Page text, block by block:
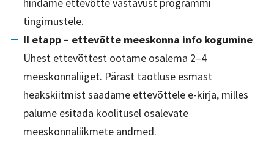
tingimustele.
II etapp – ettevõtte meeskonna info kogumine
Ühest ettevõttest ootame osalema 2–4
meeskonnaliiget. Pärast taotluse esmast
heakskiitmist saadame ettevõttele e-kirja, milles
palume esitada koolitusel osalevate
meeskonnaliikmete andmed.